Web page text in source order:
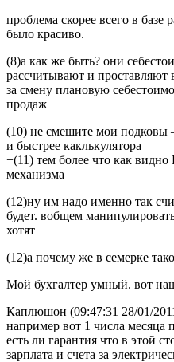
проблема скорее всего в базе
было красиво.
(8)а как же быть? они
рассчитывают и проставляют
за смену плановую
продаж
(10) не смешите мои подковы
и быстрее каклькулятора
+(11) тем более что как
механизма
(12)ну им надо именно так
будет. вобщем
хотят
(12)а почему же в семерке
Мой бухгалтер умный. вот
Каплюшон (09:47:31 28/01/
например вот 1 числа
есть ли гарантия что в этой
зарплата и счета за